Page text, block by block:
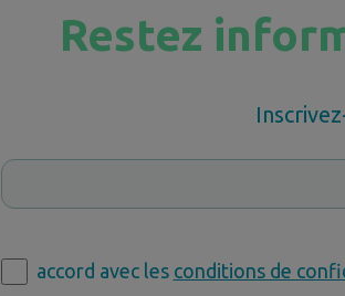
Restez
accord avec les conditions de